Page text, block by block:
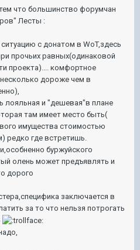
что большинство форумчан
Лесты :
с донатом в WoT,здесь
прочьих равных(одинаковой
проекта).... комфортное
дороже чем в
лояльная и "дешевая"в плане
там имеет место быть(
имущества стоимостью
редко где встретишь.
буржуйского
олень может предъявлять и
дорого
заключается в
за то что нельзя потрогать